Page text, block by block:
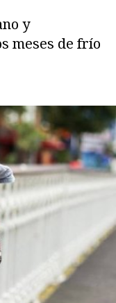
y
meses de frío